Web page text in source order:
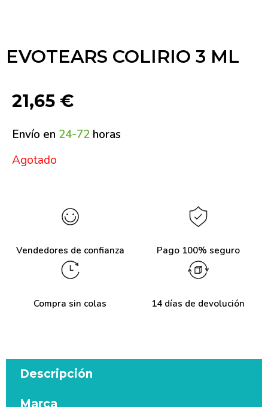
EVOTEARS COLIRIO 3 ML
21,65 €
Envío en 24-72 horas
Agotado
Vendedores de confianza Pago 100% seguro
Compra sin colas 14 días de devolución
Descripción
Marca